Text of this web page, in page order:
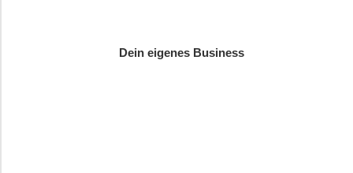
Dein eigenes Business